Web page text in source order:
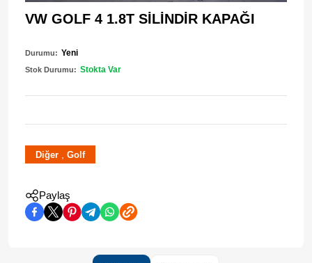
VW GOLF 4 1.8T SİLİNDİR KAPAĞI
Durumu: Yeni
Stok Durumu: Stokta Var
Diğer , Golf
Paylaş